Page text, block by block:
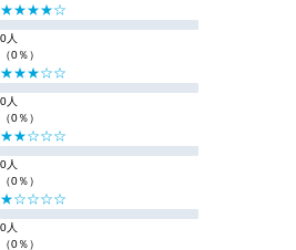
★★★★☆
0人
（0％）
★★★☆☆
0人
（0％）
★★☆☆☆
0人
（0％）
★☆☆☆☆
0人
（0％）